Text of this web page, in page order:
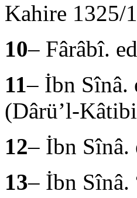
Kahi­re 1325/
10– Fârâbî.
11– İbn Sînâ.
(Dârü’l-
12– İbn Sînâ.
13– İbn Sînâ.